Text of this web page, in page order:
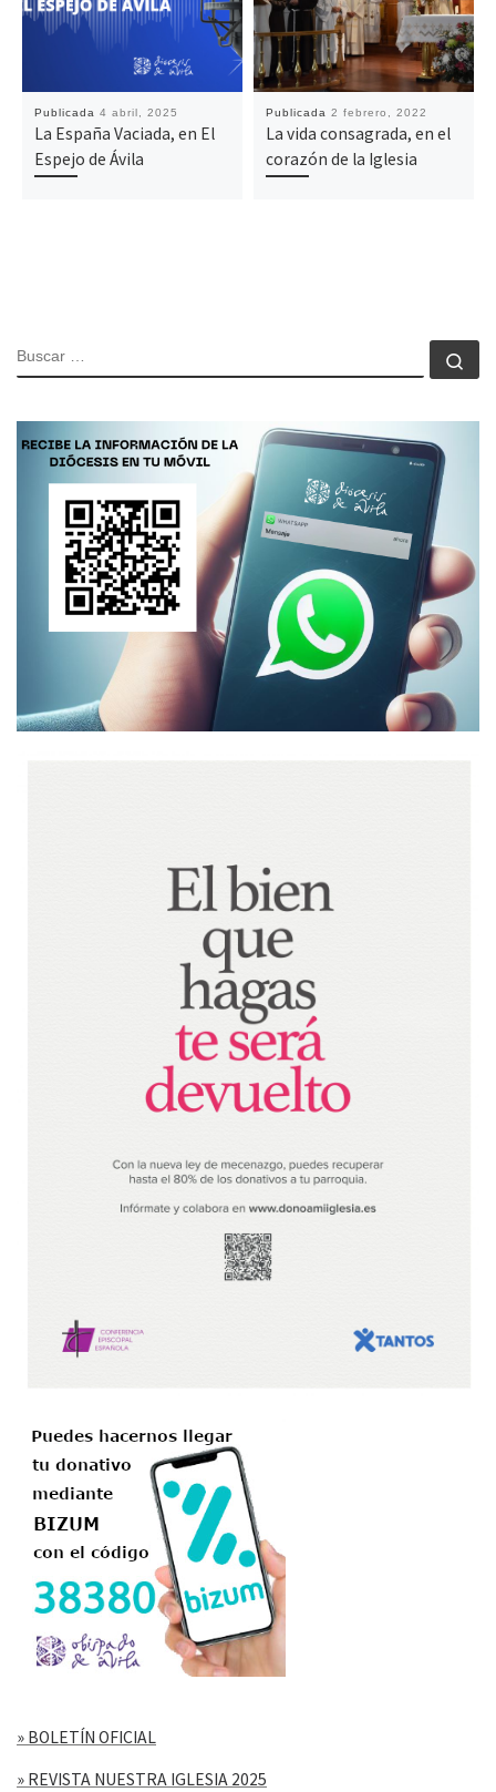
Publicada4 abril, 2025
La España Vaciada, en El
Espejo de Ávila
Publicada2 febrero, 2022
La vida consagrada, en el
corazón de la Iglesia
BUSCAR
» BOLETÍN OFICIAL
» REVISTA NUESTRA IGLESIA 2025